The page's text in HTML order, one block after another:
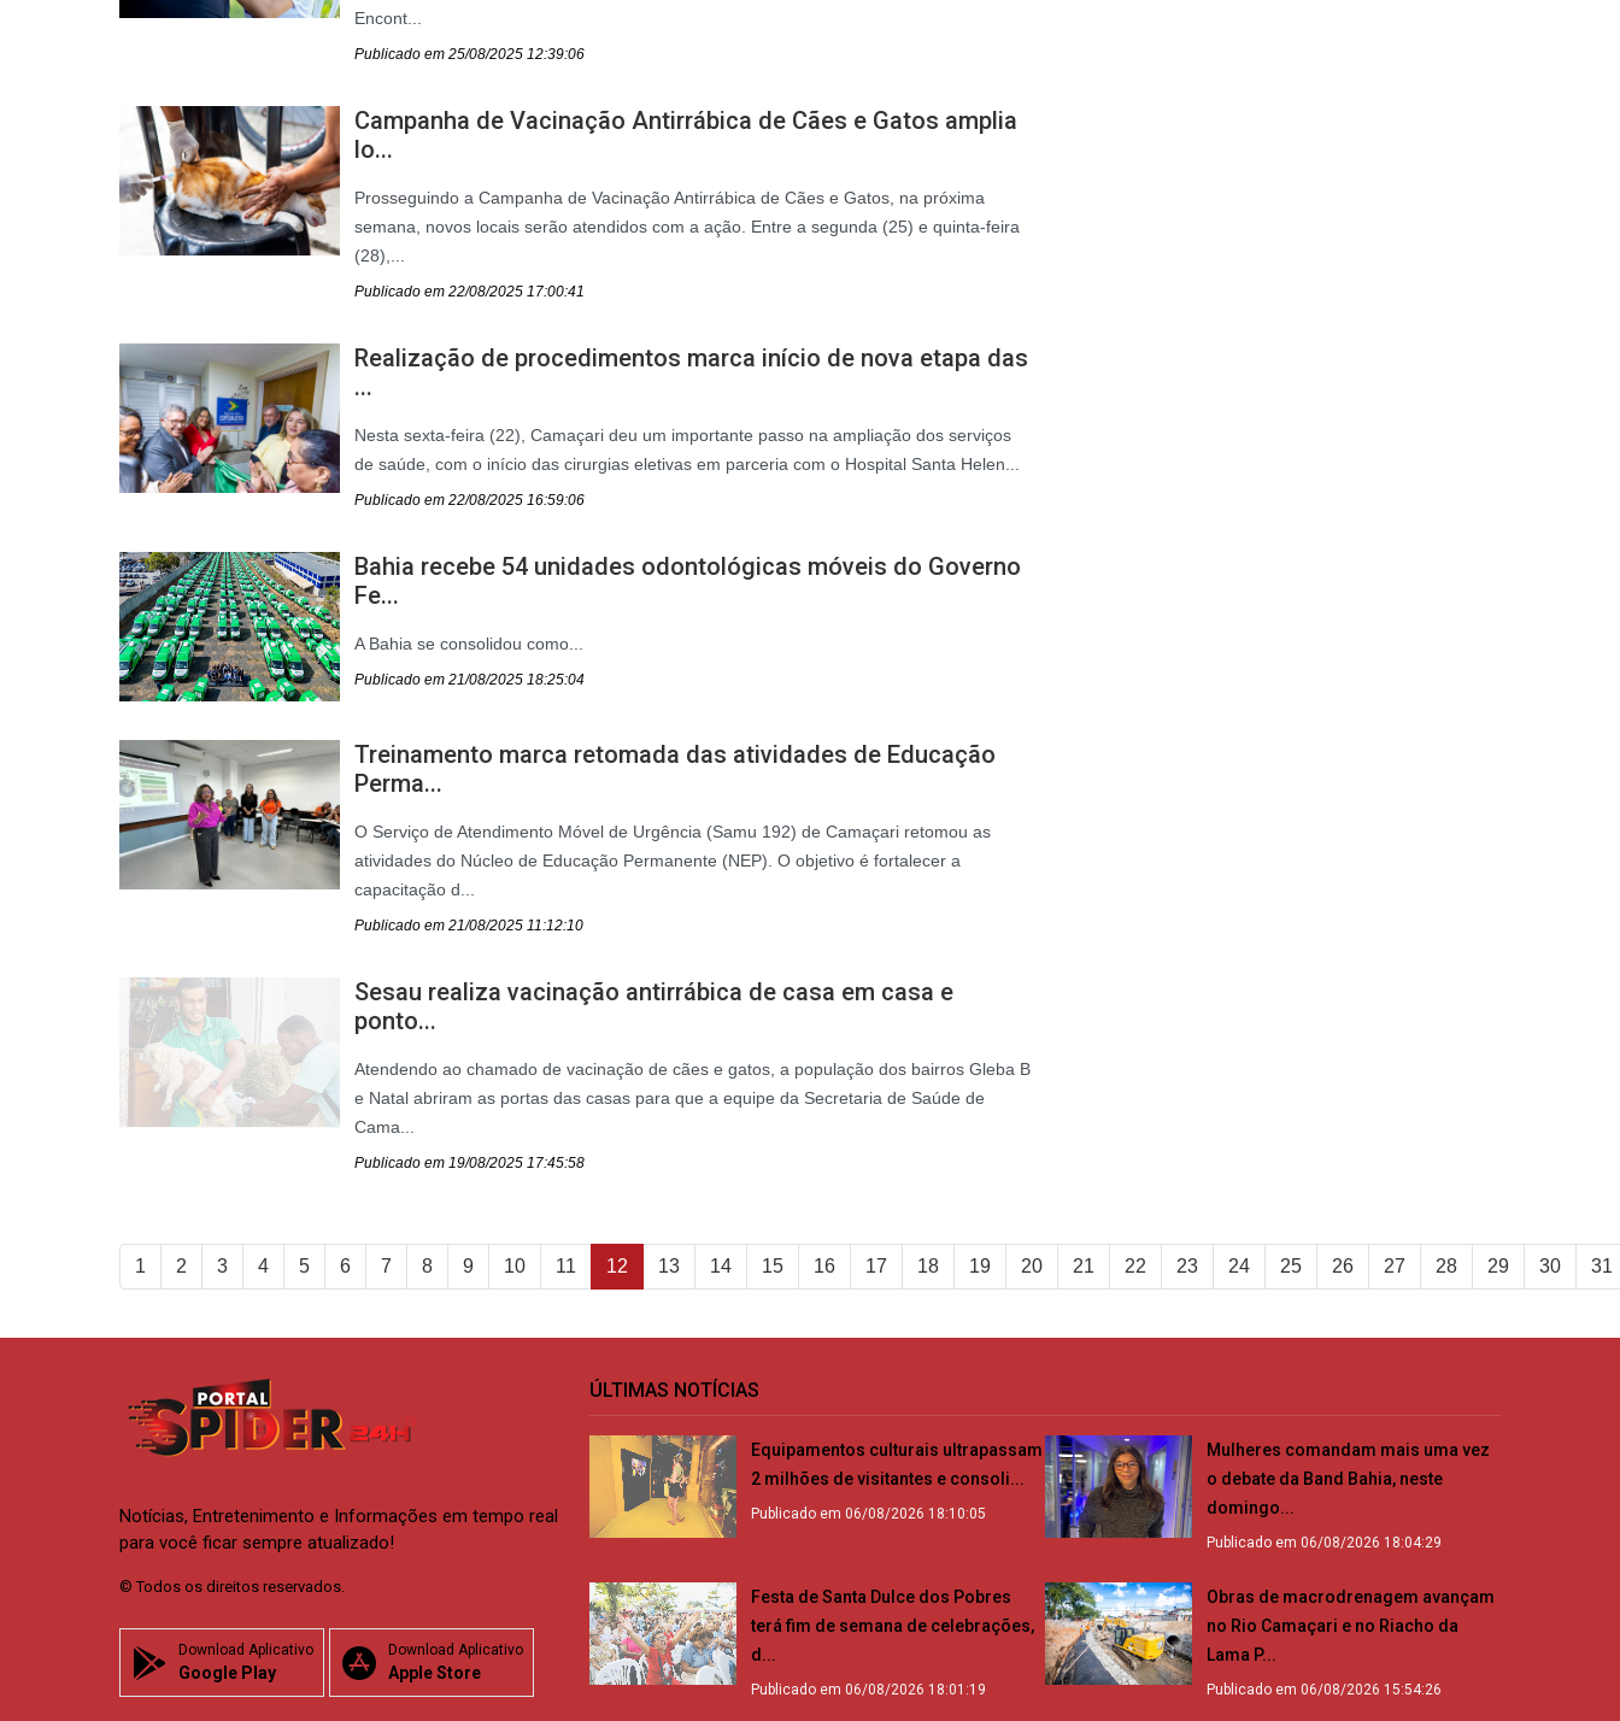
Encont...
Publicado em 25/08/2025 12:39:06
Campanha de Vacinação Antirrábica de Cães e Gatos amplia
lo...
Prosseguindo a Campanha de Vacinação Antirrábica de Cães e Gatos, na próxima
semana, novos locais serão atendidos com a ação. Entre a segunda (25) e quinta-feira
(28),...
Publicado em 22/08/2025 17:00:41
Realização de procedimentos marca início de nova etapa das
...
Nesta sexta-feira (22), Camaçari deu um importante passo na ampliação dos serviços
de saúde, com o início das cirurgias eletivas em parceria com o Hospital Santa Helen...
Publicado em 22/08/2025 16:59:06
Bahia recebe 54 unidades odontológicas móveis do Governo
Fe...
A Bahia se consolidou como...
Publicado em 21/08/2025 18:25:04
Treinamento marca retomada das atividades de Educação
Perma...
O Serviço de Atendimento Móvel de Urgência (Samu 192) de Camaçari retomou as
atividades do Núcleo de Educação Permanente (NEP). O objetivo é fortalecer a
capacitação d...
Publicado em 21/08/2025 11:12:10
Sesau realiza vacinação antirrábica de casa em casa e
ponto...
Atendendo ao chamado de vacinação de cães e gatos, a população dos bairros Gleba B
e Natal abriram as portas das casas para que a equipe da Secretaria de Saúde de
Cama...
Publicado em 19/08/2025 17:45:58
1 2 3 4 5 6 7 8 9 10 11 12 13 14 15 16 17 18 19 20 21 22 23 24 25 26 27 28 29 30 31
Notícias, Entretenimento e Informações em tempo real
para você ficar sempre atualizado!
© Todos os direitos reservados.
Download Aplicativo
Google Play
Download Aplicativo
Apple Store
ÚLTIMAS NOTÍCIAS
Equipamentos culturais ultrapassam
2 milhões de visitantes e consoli...
Publicado em 06/08/2026 18:10:05
Mulheres comandam mais uma vez
o debate da Band Bahia, neste
domingo...
Publicado em 06/08/2026 18:04:29
Festa de Santa Dulce dos Pobres
terá fim de semana de celebrações,
d...
Publicado em 06/08/2026 18:01:19
Obras de macrodrenagem avançam
no Rio Camaçari e no Riacho da
Lama P...
Publicado em 06/08/2026 15:54:26